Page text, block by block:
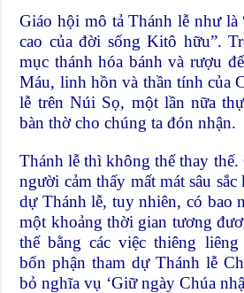
Giáo hội mô tả Thánh lễ như là
cao của đời sống Kitô hữu”.
mục thánh hóa bánh và rượu
Máu, linh hồn và thần tính của
lễ trên Núi Sọ, một lần nữa
bàn thờ cho chúng ta đón nhận.
Thánh lễ thì không thể thay thế.
người cảm thấy mất mát sâu
dự Thánh lễ, tuy nhiên, có bao
một khoảng thời gian tương
thế bằng các việc thiêng
bổn phận tham dự Thánh lễ
bỏ nghĩa vụ ‘Giữ ngày Chúa